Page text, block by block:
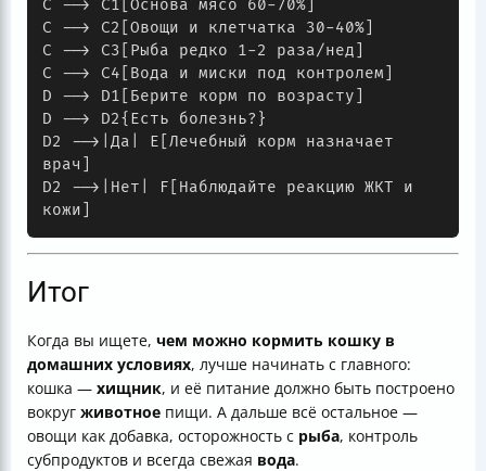
C --> C1[Основа мясо 60-70%]
C --> C2[Овощи и клетчатка 30-40%]
C --> C3[Рыба редко 1-2 раза/нед]
C --> C4[Вода и миски под контролем]
D --> D1[Берите корм по возрасту]
D --> D2{Есть болезнь?}
D2 -->|Да| E[Лечебный корм назначает
врач]
D2 -->|Нет| F[Наблюдайте реакцию ЖКТ и
Итог
Когда вы ищете, чем можно кормить кошку в
домашних условиях, лучше начинать с главного:
кошка — хищник, и её питание должно быть построено
вокруг животное пищи. А дальше всё остальное —
овощи как добавка, осторожность с рыба, контроль
субпродуктов и всегда свежая вода.